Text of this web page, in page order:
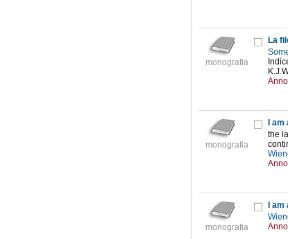
monografia
La
monografia
I
the
monografia
I